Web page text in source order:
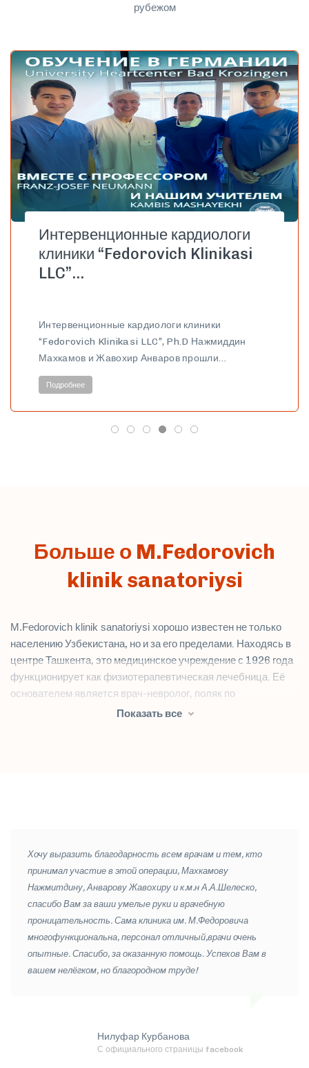
рубежом
Интервенционные кардиологи
клиники “Fedorovich Klinikasi
LLC”…
Интервенционные кардиологи клиники
“Fedorovich Klinikasi LLC”, Ph.D Нажмиддин
Махкамов и Жавохир Анваров прошли…
Подробнее
Больше о M.Fedorovich
klinik sanatoriysi
M.Fedorovich klinik sanatoriysi хорошо известен не только
населению Узбекистана, но и за его пределами. Находясь в
центре Ташкента, это медицинское учреждение с 1926 года
функционирует как физиотерапевтическая лечебница. Её
основателем является врач-невролог, поляк по
национальности, заслуженный врач - Мстислав Маркович
(Phillips, Enraf Nonius, Vital Scientific), Германии (Uniphy,
Heyer, Hirtz, Human, Oculus, Schwindeyetechsolutions
GmbH, Carl Zeiss Meditec AG, Heidelberg Engineering),
Италии (Eme), Швейцарии (Roche, OertliInstrumente AG,
Haag-Streit), США (BioRad, LumenisInc), Франции (ABX,
Quantel Medical) и др.
Показать все
Хочу выразить благодарность всем врачам и тем, кто
принимал участие в этой операции, Махкамову
Нажмитдину, Анварову Жавохиру и к.м.н А.А.Шелеско,
спасибо Вам за ваши умелые руки и врачебную
проницательность. Сама клиника им. М.Федоровича
многофункциональна, персонал отличный,врачи очень
опытные. Спасибо, за оказанную помощь. Успехов Вам в
вашем нелёгком, но благородном труде!
Нилуфар Курбанова
С официального страницы facebook